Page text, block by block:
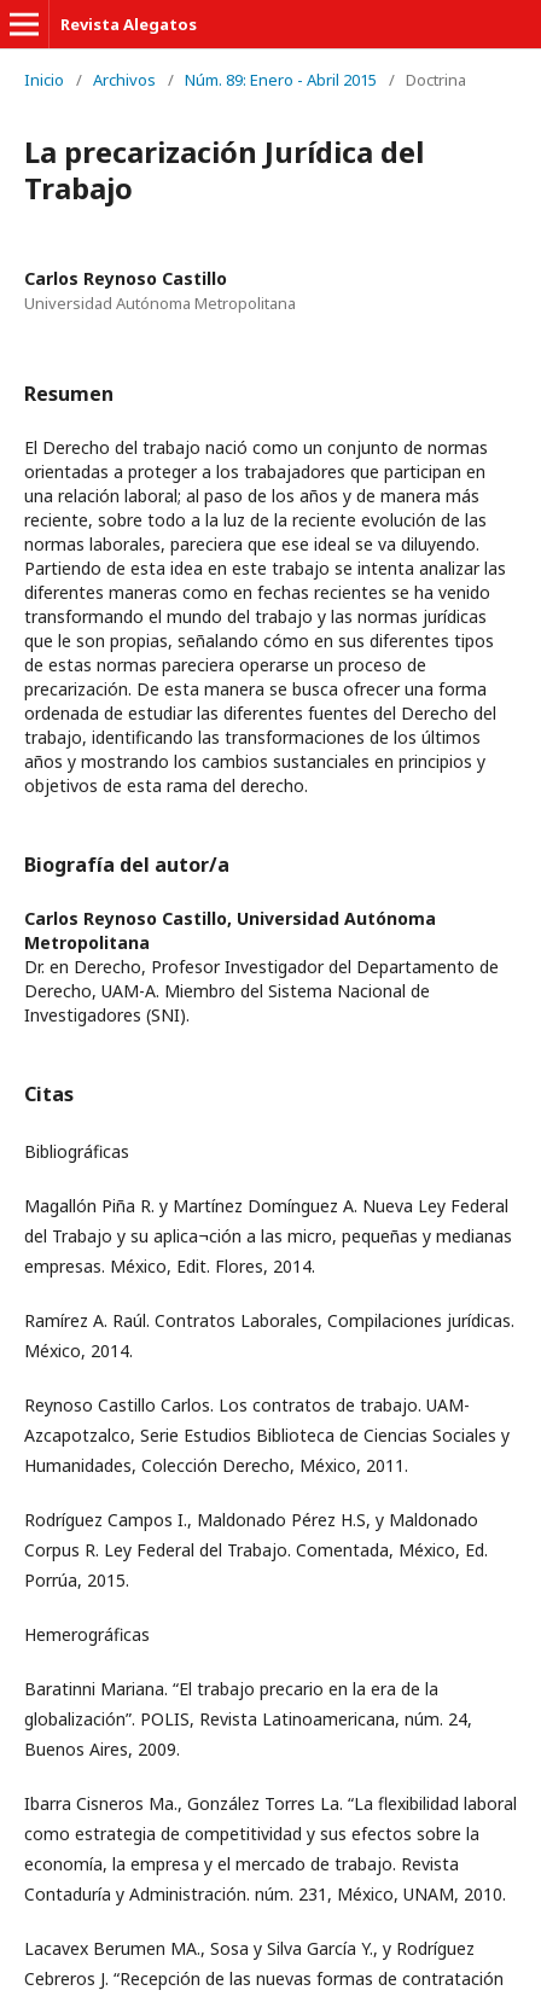
Revista Alegatos
Inicio / Archivos / Núm. 89: Enero - Abril 2015 / Doctrina
La precarización Jurídica del
Trabajo
Carlos Reynoso Castillo
Universidad Autónoma Metropolitana
Resumen
El Derecho del trabajo nació como un conjunto de normas
orientadas a proteger a los trabajadores que participan en
una relación laboral; al paso de los años y de manera más
reciente, sobre todo a la luz de la reciente evolución de las
normas laborales, pareciera que ese ideal se va diluyendo.
Partiendo de esta idea en este trabajo se intenta analizar las
diferentes maneras como en fechas recientes se ha venido
transformando el mundo del trabajo y las normas jurídicas
que le son propias, señalando cómo en sus diferentes tipos
de estas normas pareciera operarse un proceso de
precarización. De esta manera se busca ofrecer una forma
ordenada de estudiar las diferentes fuentes del Derecho del
trabajo, identificando las transformaciones de los últimos
años y mostrando los cambios sustanciales en principios y
objetivos de esta rama del derecho.
Biografía del autor/a
Carlos Reynoso Castillo, Universidad Autónoma
Metropolitana
Dr. en Derecho, Profesor Investigador del Departamento de
Derecho, UAM-A. Miembro del Sistema Nacional de
Investigadores (SNI).
Citas
Bibliográficas
Magallón Piña R. y Martínez Domínguez A. Nueva Ley Federal
del Trabajo y su aplica¬ción a las micro, pequeñas y medianas
empresas. México, Edit. Flores, 2014.
Ramírez A. Raúl. Contratos Laborales, Compilaciones jurídicas.
México, 2014.
Reynoso Castillo Carlos. Los contratos de trabajo. UAM-
Azcapotzalco, Serie Estudios Biblioteca de Ciencias Sociales y
Humanidades, Colección Derecho, México, 2011.
Rodríguez Campos I., Maldonado Pérez H.S, y Maldonado
Corpus R. Ley Federal del Trabajo. Comentada, México, Ed.
Porrúa, 2015.
Hemerográficas
Baratinni Mariana. “El trabajo precario en la era de la
globalización”. POLIS, Revista Latinoamericana, núm. 24,
Buenos Aires, 2009.
Ibarra Cisneros Ma., González Torres La. “La flexibilidad laboral
como estrategia de competitividad y sus efectos sobre la
economía, la empresa y el mercado de trabajo. Revista
Contaduría y Administración. núm. 231, México, UNAM, 2010.
Lacavex Berumen MA., Sosa y Silva García Y., y Rodríguez
Cebreros J. “Recepción de las nuevas formas de contratación